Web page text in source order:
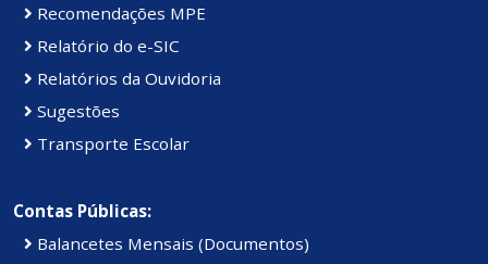
Recomendações MPE
Relatório do e-SIC
Relatórios da Ouvidoria
Sugestões
Transporte Escolar
Contas Públicas:
Balancetes Mensais (Documentos)